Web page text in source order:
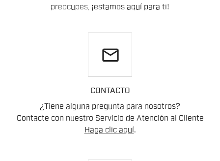
preocupes, ¡estamos aquí para ti!
email
CONTACTO
¿Tiene alguna pregunta para nosotros?
Contacte con nuestro Servicio de Atención al Cliente
Haga clic aquí.